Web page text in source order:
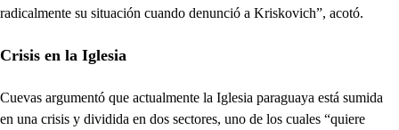
radicalmente su situación cuando denunció a Kriskovich”, acotó.
Crisis en la Iglesia
Cuevas argumentó que actualmente la Iglesia paraguaya está sumida
en una crisis y dividida en dos sectores, uno de los cuales “quiere